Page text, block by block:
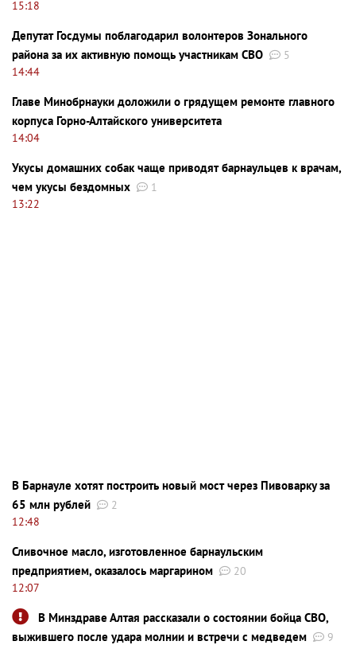
15:18
Депутат Госдумы поблагодарил волонтеров Зонального
района за их активную помощь участникам СВО
5
14:44
Главе Минобрнауки доложили о грядущем ремонте главного
корпуса Горно-Алтайского университета
14:04
Укусы домашних собак чаще приводят барнаульцев к врачам,
чем укусы бездомных
1
13:22
В Барнауле хотят построить новый мост через Пивоварку за
65 млн рублей
2
12:48
Сливочное масло, изготовленное барнаульским
предприятием, оказалось маргарином
20
12:07
В Минздраве Алтая рассказали о состоянии бойца СВО,
выжившего после удара молнии и встречи с медведем
9